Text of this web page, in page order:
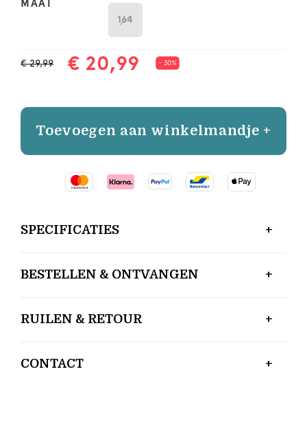
MAAT
164
€ 29,99 € 20,99 - 30%
Toevoegen aan winkelmandje +
SPECIFICATIES
BESTELLEN & ONTVANGEN
RUILEN & RETOUR
CONTACT